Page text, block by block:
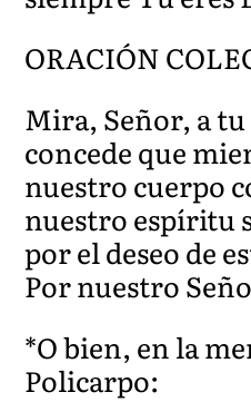
ORACIÓN
Mira, Señor, a
concede que
nuestro cuerpo
nuestro espíritu
por el deseo de
Por nuestro
*O bien, en la
Policarpo: